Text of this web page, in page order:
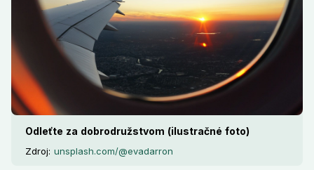
Odleťte za dobrodružstvom (ilustračné foto)
Zdroj: unsplash.com/@evadarron